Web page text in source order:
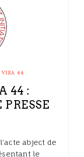
VISA 44
44 :
abject de
le